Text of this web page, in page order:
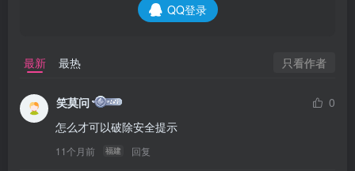
QQ登录
最新 最热 只看作者
笑莫问
0
怎么才可以破除安全提示
11个月前 福建 回复